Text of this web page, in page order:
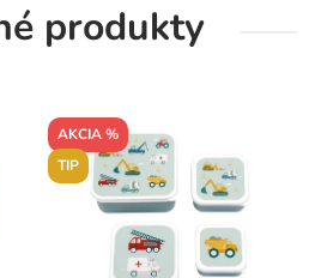
produkty
AKCIA %
TIP